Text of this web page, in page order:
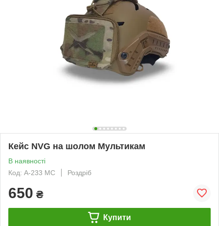
Кейс NVG на шолом Мультикам
В наявності
Код: A-233 MC
Роздріб
650 ₴
Купити